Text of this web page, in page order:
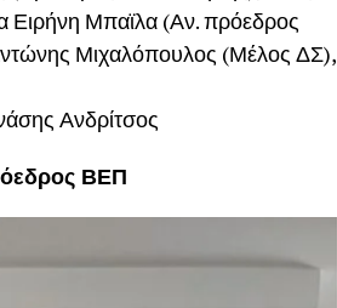
Ειρήνη Μπαϊλα (Αν. πρόεδρος
Μιχαλόπουλος (Μέλος ΔΣ),
Ανδρίτσος
ΒΕΠ